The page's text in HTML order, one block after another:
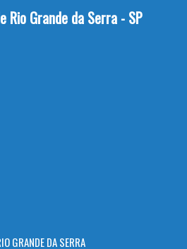
Rio Grande da Serra - SP
GRANDE DA SERRA